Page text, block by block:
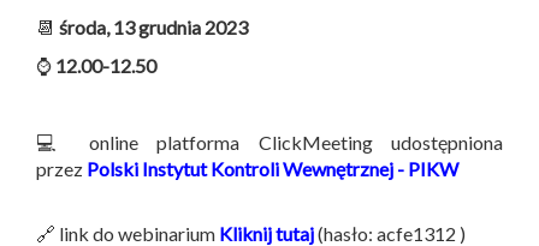
📆 środa, 13 grudnia 2023
⌚ 12.00-12.50
💻 online platforma ClickMeeting udostępniona
przez Polski Instytut Kontroli Wewnętrznej - PIKW
🔗 link do webinarium Kliknij tutaj(hasło: acfe1312 )